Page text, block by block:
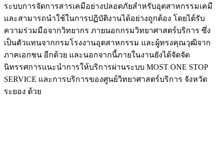
ระบบการจัดการสารเคมีอย่างปลอดภัยสำหรับอุตสาหกรรมเคมี
และสามารถนำใช้ในการปฏิบัติงานได้อย่างถูกต้อง โดยได้รับ
ความร่วมมือจากวิทยากร ภายนอกกรมวิทยาศาสตร์บริการ ซึ่ง
เป็นตัวแทนจากกรมโรงงานอุตสาหกรรม และผู้ทรงคุณวุฒิจาก
ภาคเอกชน อีกด้วย และนอกจากนี้ภายในงานยังได้จัดจัด
นิทรรศการแนะนำการให้บริการผ่านระบบ MOST ONE STOP
SERVICE และการบริการของศูนย์วิทยาศาสตร์บริการ จังหวัด
ระยอง ด้วย